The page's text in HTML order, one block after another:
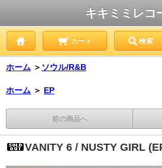
キキミミレコ
カート 検索
ホーム ＞ ソウル/R&B
ホーム ＞ EP
前の商品へ
VANITY 6 / NUSTY GIRL